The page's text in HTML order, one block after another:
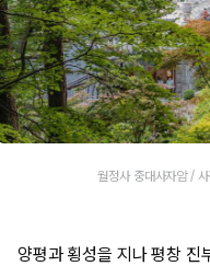
월정사 중대사자암 /
양평과 횡성을 지나 평창 진